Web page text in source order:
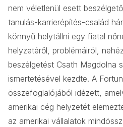
nem véletlenül esett
tanulás-karrierépítés-család
könnyű helytállni egy fiatal
helyzetéről, problémáiról,
beszélgetést Csath Magdolna
ismertetésével kezdte. A
összefoglalójából idézett,
amerikai cég helyzetét
az amerikai vállalatok